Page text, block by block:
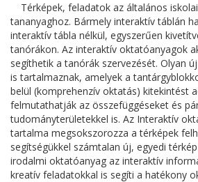
Térképek, feladatok az általános
tananyaghoz. Bármely interaktív táblán
interaktív tábla nélkül, egyszerűen
tanórákon. Az interaktív oktatóanyagok
segíthetik a tanórák szervezését. Olyan
is tartalmaznak, amelyek a
belül (komprehenzív oktatás) kitekintést
felmutathatják az összefüggéseket és
tudományterületekkel is. Az Interaktív
tartalma megsokszorozza a térképek
segítségükkel számtalan új, egyedi
irodalmi oktatóanyag az interaktív
kreatív feladatokkal is segíti a hatékony